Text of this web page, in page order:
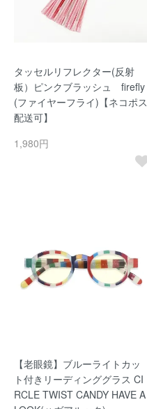
タッセルリフレクター(反射
板）ピンクブラッシュ firefly
(ファイヤーフライ)【ネコポス
配送可】
1,980円
【老眼鏡】ブルーライトカッ
ト付きリーディンググラス CI
RCLE TWIST CANDY HAVE A